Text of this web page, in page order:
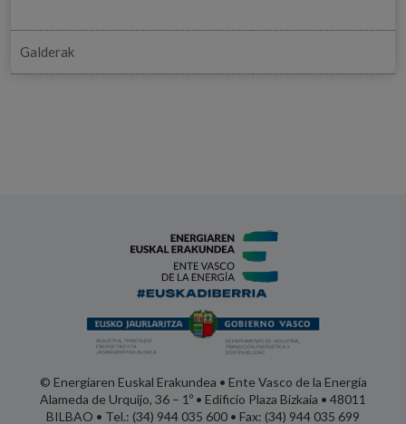
Galderak
© Energiaren Euskal Erakundea • Ente Vasco de la Energía
Alameda de Urquijo, 36 – 1º • Edificio Plaza Bizkaia • 48011
BILBAO • Tel.: (34) 944 035 600 • Fax: (34) 944 035 699